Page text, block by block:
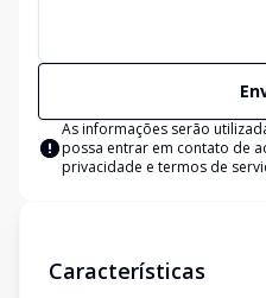
As informações serão
possa entrar em contato de
privacidade e termos de
Características